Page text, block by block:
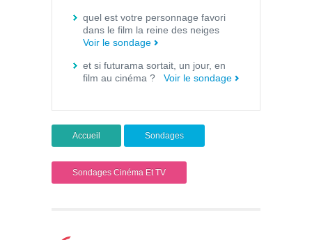
quel est votre personnage favori
dans le film la reine des neiges
Voir le sondage
et si futurama sortait, un jour, en
film au cinéma ? Voir le sondage
Accueil Sondages
Sondages Cinéma Et TV